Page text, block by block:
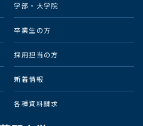
学部・大学院
卒業生の方
採用担当の方
新着情報
各種資料請求